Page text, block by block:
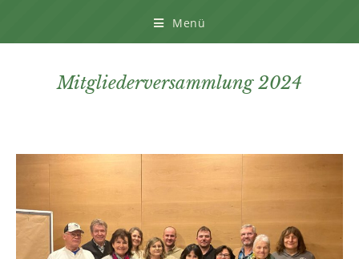
Menü
Mitgliederversammlung 2024